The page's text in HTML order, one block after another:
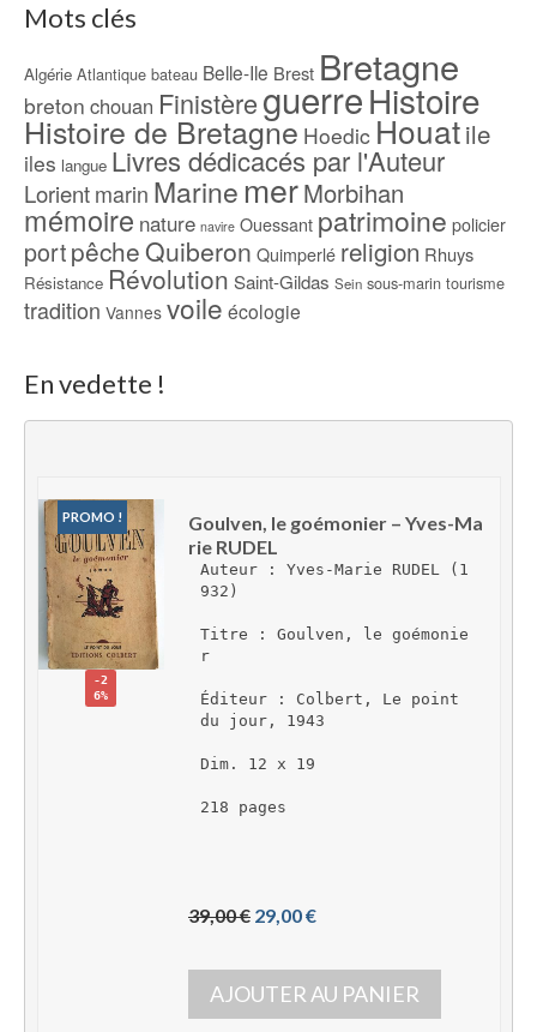
Mots clés
Algérie Atlantique bateau Belle-Ile Brest Bretagne
breton chouan FinistèreguerreHistoire
Histoire de Bretagne Hoedic Houatile
iles langue Livres dédicacés par l'Auteur
Lorientmarin Marine merMorbihan
mémoire nature navire Ouessant patrimoine policier
portpêcheQuiberon Quimperlé religion Rhuys
Résistance Révolution Saint-Gildas Sein sous-marin tourisme
tradition Vannes voile écologie
En vedette !
PROMO !
-2
6%
Goulven, le goémonier – Yves-Ma
rie RUDEL
Auteur : Yves-Marie RUDEL (1
932)
Titre : Goulven, le goémonie
r
Éditeur : Colbert, Le point
du jour, 1943
Dim. 12 x 19
218 pages
39,00 € L
p
r
i
29,00 €L
p
r
i
AJOUTER AU PANIER